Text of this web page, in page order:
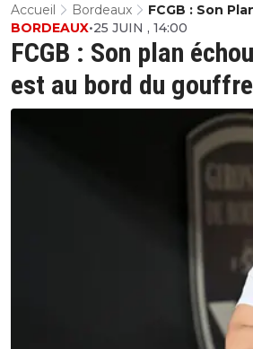
Accueil Bordeaux
FCGB : Son
Au Bord Du
FCGB : Son plan
est au bord du gouffre
BORDEAUX•25 JUIN , 14:00